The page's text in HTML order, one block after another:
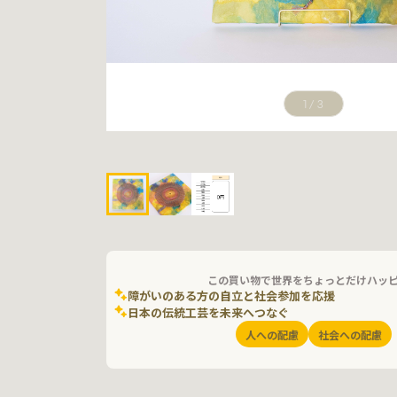
1 / 3
この買い物で世界をちょっとだけハッ
障がいのある方の自立と社会参加を応援
日本の伝統工芸を未来へつなぐ
人への配慮 社会への配慮